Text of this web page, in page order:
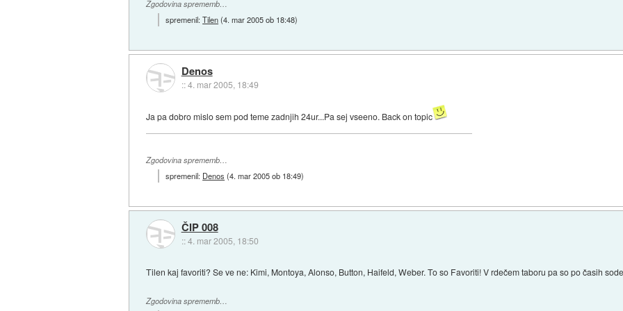
Zgodovina sprememb…
spremenil:Tilen(4. mar 2005 ob 18:48)
Denos
::4. mar 2005, 18:49
Ja pa dobro mislo sem pod teme zadnjih 24ur...Pa sej vseeno. Back on topic
Zgodovina sprememb…
spremenil: Denos (4. mar 2005 ob 18:49)
ČIP 008
::4. mar 2005, 18:50
Tilen kaj favoriti? Se ve ne: Kimi, Montoya, Alonso, Button, Haifeld, Weber. To so Favoriti! V rdečem taboru pa so po časih
Zgodovina sprememb…